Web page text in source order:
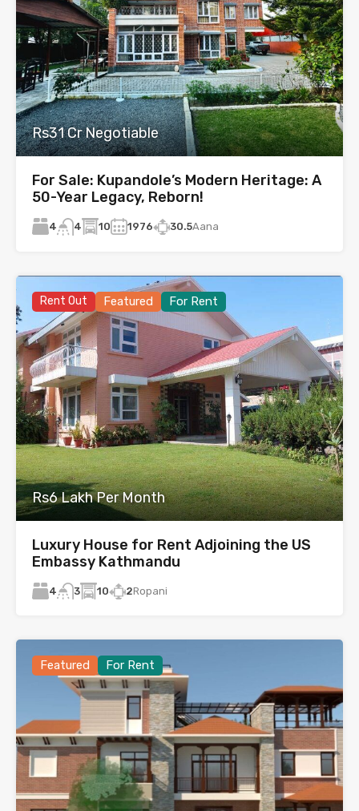
Rs31 Cr Negotiable
For Sale: Kupandole’s Modern Heritage: A
50-Year Legacy, Reborn!
4 4 10 1976 30.5Aana
Rent Out Featured For Rent
Rs6 Lakh Per Month
Luxury House for Rent Adjoining the US
Embassy Kathmandu
4 3 10 2Ropani
Featured For Rent